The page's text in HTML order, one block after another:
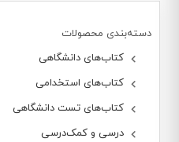
دسته‌بندی محصولات
کتاب‌های دانشگاهی
کتاب‌های استخدامی
کتاب‌های تست دانشگاهی
درسی و کمک‌درسی